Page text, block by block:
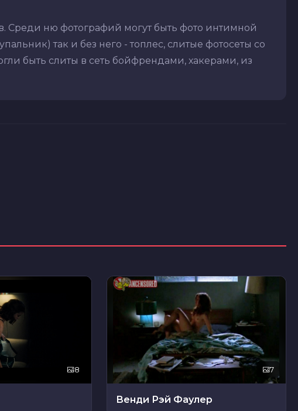
Среди ню фотографий могут быть фото интимной
так и без него - топлес, слитые фотосеты со
быть слиты в сеть бойфрендами, хакерами, из
8 7
Венди Рэй Фаулер